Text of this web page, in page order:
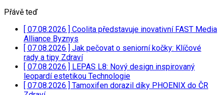
Přávě teď
[ 07.08.2026 ] Coolita představuje inovativní FAST Media
Alliance Byznys
[ 07.08.2026 ] Jak pečovat o seniorní kočky: Klíčové
rady a tipy Zdraví
[ 07.08.2026 ] LEPAS L8: Nový design inspirovaný
leopardí estetikou Technologie
[ 07.08.2026 ] Tamoxifen dorazil díky PHOENIX do ČR